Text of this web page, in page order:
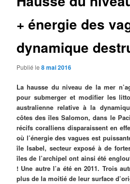
+ énergie des
dynamique
Publié le8 mai 2016
La hausse du niveau de la mer
pour submerger et modifier les
australienne relative à la
côtes des îles Salomon, dans le
récifs coralliens disparaissent en
où l’énergie des vagues est
île Isabel, secteur exposé à de
îles de l’archipel ont ainsi été
! Une autre l’a été en 2011. Trois
plus de la moitié de leur surface